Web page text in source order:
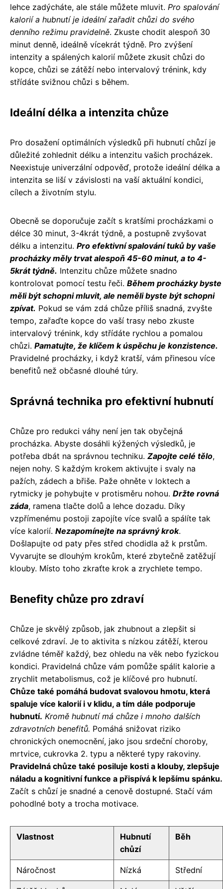
lehce zadýcháte, ale stále můžete mluvit. Pro spalování
kalorií a hubnutí je ideální zařadit chůzi do svého
denního režimu pravidelně. Zkuste chodit alespoň 30
minut denně, ideálně vícekrát týdně. Pro zvýšení
intenzity a spálených kalorií můžete zkusit chůzi do
kopce, chůzi se zátěží nebo intervalový trénink, kdy
střídáte svižnou chůzi s během.
Ideální délka a intenzita chůze
Pro dosažení optimálních výsledků při hubnutí chůzí je
důležité zohlednit délku a intenzitu vašich procházek.
Neexistuje univerzální odpověď, protože ideální délka a
intenzita se liší v závislosti na vaší aktuální kondici,
cílech a životním stylu.
Obecně se doporučuje začít s kratšími procházkami o
délce 30 minut, 3-4krát týdně, a postupně zvyšovat
délku a intenzitu. Pro efektivní spalování tuků by vaše
procházky měly trvat alespoň 45-60 minut, a to 4-
5krát týdně. Intenzitu chůze můžete snadno
kontrolovat pomocí testu řeči. Během procházky byste
měli být schopni mluvit, ale neměli byste být schopni
zpívat. Pokud se vám zdá chůze příliš snadná, zvyšte
tempo, zařaďte kopce do vaší trasy nebo zkuste
intervalový trénink, kdy střídáte rychlou a pomalou
chůzi. Pamatujte, že klíčem k úspěchu je konzistence.
Pravidelné procházky, i když kratší, vám přinesou více
benefitů než občasné dlouhé túry.
Správná technika pro efektivní hubnutí
Chůze pro redukci váhy není jen tak obyčejná
procházka. Abyste dosáhli kýžených výsledků, je
potřeba dbát na správnou techniku. Zapojte celé tělo,
nejen nohy. S každým krokem aktivujte i svaly na
pažích, zádech a břiše. Paže ohněte v loktech a
rytmicky je pohybujte v protisměru nohou. Držte rovná
záda, ramena tlačte dolů a lehce dozadu. Díky
vzpřímenému postoji zapojíte více svalů a spálíte tak
více kalorií. Nezapomínejte na správný krok.
Došlapujte od paty přes střed chodidla až k prstům.
Vyvarujte se dlouhým krokům, které zbytečně zatěžují
klouby. Místo toho zkraťte krok a zrychlete tempo.
Benefity chůze pro zdraví
Chůze je skvělý způsob, jak zhubnout a zlepšit si
celkové zdraví. Je to aktivita s nízkou zátěží, kterou
zvládne téměř každý, bez ohledu na věk nebo fyzickou
kondici. Pravidelná chůze vám pomůže spálit kalorie a
zrychlit metabolismus, což je klíčové pro hubnutí.
Chůze také pomáhá budovat svalovou hmotu, která
spaluje více kalorií i v klidu, a tím dále podporuje
hubnutí. Kromě hubnutí má chůze i mnoho dalších
zdravotních benefitů. Pomáhá snižovat riziko
chronických onemocnění, jako jsou srdeční choroby,
mrtvice, cukrovka 2. typu a některé typy rakoviny.
Pravidelná chůze také posiluje kosti a klouby, zlepšuje
náladu a kognitivní funkce a přispívá k lepšímu spánku.
Začít s chůzí je snadné a cenově dostupné. Stačí vám
pohodlné boty a trocha motivace.
Vlastnost
Hubnutí
chůzí
Běh
Náročnost Nízká Střední